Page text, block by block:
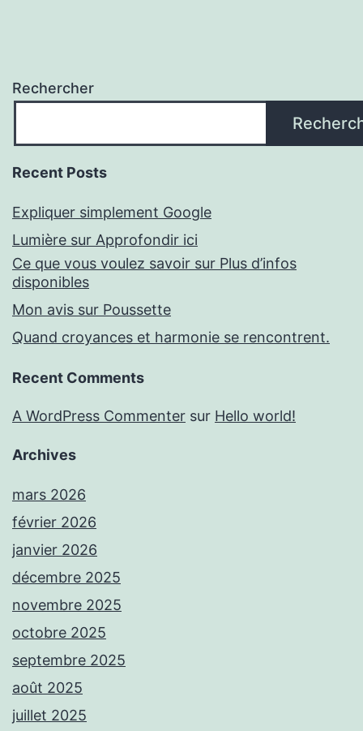
Rechercher
Recent Posts
Expliquer simplement Google
Lumière sur Approfondir ici
Ce que vous voulez savoir sur Plus d’infos
disponibles
Mon avis sur Poussette
Quand croyances et harmonie se rencontrent.
Recent Comments
A WordPress Commenter sur Hello world!
Archives
mars 2026
février 2026
janvier 2026
décembre 2025
novembre 2025
octobre 2025
septembre 2025
août 2025
juillet 2025